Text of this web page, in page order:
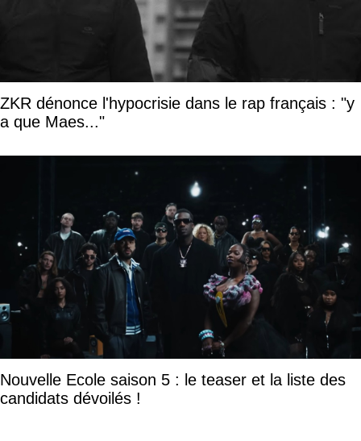
ZKR dénonce l'hypocrisie dans le rap français : "y
a que Maes..."
Nouvelle Ecole saison 5 : le teaser et la liste des
candidats dévoilés !